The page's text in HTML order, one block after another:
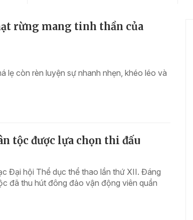
rừng mang tinh thần của
lẹ còn rèn luyện sự nhanh nhẹn, khéo léo và
tộc được lựa chọn thi đấu
Đại hội Thể dục thể thao lần thứ XII. Đáng
đã thu hút đông đảo vận động viên quần